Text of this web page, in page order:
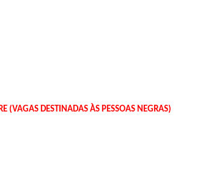
(VAGAS DESTINADAS ÀS PESSOAS NEGRAS)